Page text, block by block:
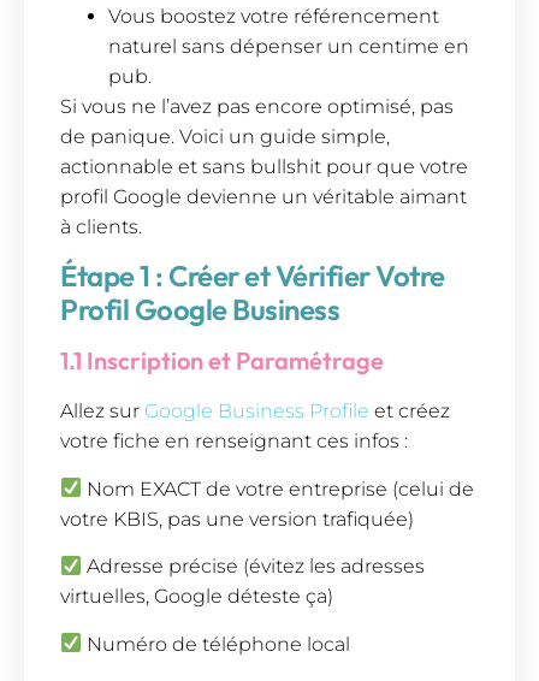
Vous boostez votre référencement
naturel sans dépenser un centime en
pub.
Si vous ne l’avez pas encore optimisé, pas
de panique. Voici un guide simple,
actionnable et sans bullshit pour que votre
profil Google devienne un véritable aimant
à clients.
Étape 1 : Créer et Vérifier Votre
Profil Google Business
1.1 Inscription et Paramétrage
Allez sur Google Business Profile et créez
votre fiche en renseignant ces infos :
Nom EXACT de votre entreprise (celui de
votre KBIS, pas une version trafiquée)
Adresse précise (évitez les adresses
virtuelles, Google déteste ça)
Numéro de téléphone local